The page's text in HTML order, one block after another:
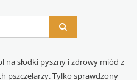
na słodki pyszny i zdrowy miód z
pszczelarzy. Tylko sprawdzony